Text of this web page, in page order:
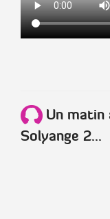
Un matin
Solyange 2...